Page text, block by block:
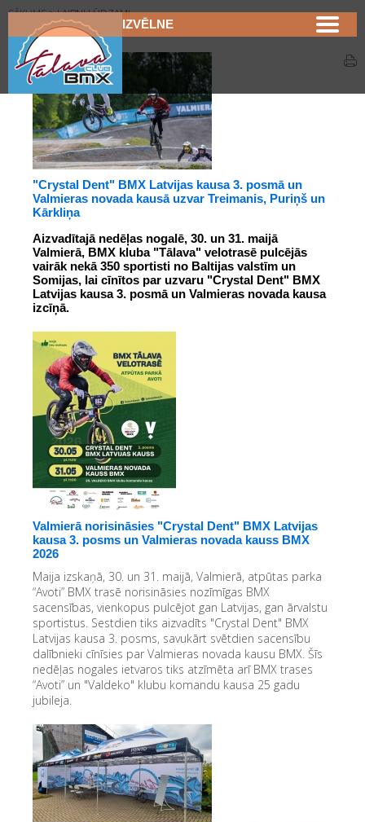
IZVĒLNE
SĀKUMS>LAIPNI LŪDZAM!
"Crystal Dent" BMX Latvijas kausa 3. posmā un
Valmieras novada kausā uzvar Treimanis, Puriņš un
Kārkliņa
Aizvadītajā nedēļas nogalē, 30. un 31. maijā
Valmierā, BMX kluba "Tālava" velotrasē pulcējās
vairāk nekā 350 sportisti no Baltijas valstīm un
Somijas, lai cīnītos par uzvaru "Crystal Dent" BMX
Latvijas kausa 3. posmā un Valmieras novada kausa
izcīņā.
Valmierā norisināsies "Crystal Dent" BMX Latvijas
kausa 3. posms un Valmieras novada kauss BMX
2026
Maija izskaņā, 30. un 31. maijā, Valmierā, atpūtas parka
“Avoti” BMX trasē norisināsies nozīmīgas BMX
sacensības, vienkopus pulcējot gan Latvijas, gan ārvalstu
sportistus. Sestdien tiks aizvadīts "Crystal Dent" BMX
Latvijas kausa 3. posms, savukārt svētdien sacensību
dalībnieki cīnīsies par Valmieras novada kausu BMX. Šīs
nedēļas nogales ietvaros tiks atzīmēta arī BMX trases
“Avoti” un "Valdeko" klubu komandu kausa 25 gadu
jubileja.